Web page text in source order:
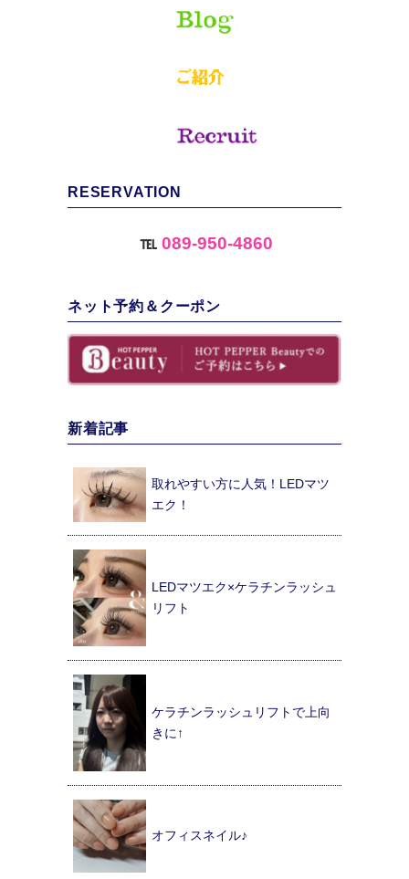
RESERVATION
℡ 089-950-4860
ネット予約＆クーポン
新着記事
取れやすい方に人気！LEDマツ
エク！
LEDマツエク×ケラチンラッシュ
リフト
ケラチンラッシュリフトで上向
きに↑
オフィスネイル♪